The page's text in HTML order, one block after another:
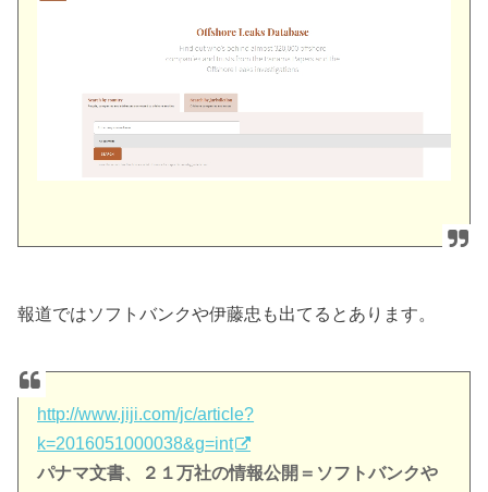
報道ではソフトバンクや伊藤忠も出てるとあります。
http://www.jiji.com/jc/article?
k=2016051000038&g=int
パナマ文書、２１万社の情報公開＝ソフトバンクや